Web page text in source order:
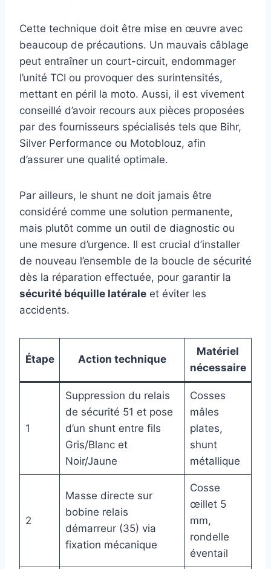
Cette technique doit être mise en œuvre avec
beaucoup de précautions. Un mauvais câblage
peut entraîner un court-circuit, endommager
l’unité TCI ou provoquer des surintensités,
mettant en péril la moto. Aussi, il est vivement
conseillé d’avoir recours aux pièces proposées
par des fournisseurs spécialisés tels que Bihr,
Silver Performance ou Motoblouz, afin
d’assurer une qualité optimale.
Par ailleurs, le shunt ne doit jamais être
considéré comme une solution permanente,
mais plutôt comme un outil de diagnostic ou
une mesure d’urgence. Il est crucial d’installer
de nouveau l’ensemble de la boucle de sécurité
dès la réparation effectuée, pour garantir la
sécurité béquille latérale et éviter les
accidents.
Étape Action technique
Matériel
nécessaire
1
Suppression du relais
de sécurité 51 et pose
d’un shunt entre fils
Gris/Blanc et
Noir/Jaune
Cosses
mâles
plates,
shunt
métallique
2
Masse directe sur
bobine relais
démarreur (35) via
fixation mécanique
Cosse
œillet 5
mm,
rondelle
éventail